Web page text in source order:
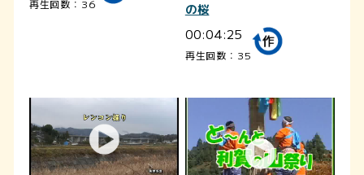
再生回数：36
の桜
00:04:25
再生回数：35